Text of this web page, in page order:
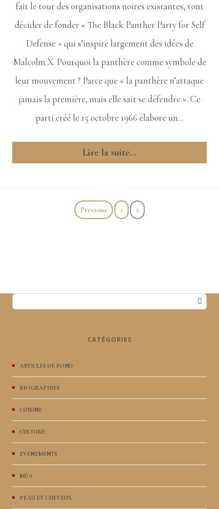
fait le tour des organisations noires existantes, vont
décider de fonder « The Black Panther Party for Self
Defense » qui s’inspire largement des idées de
Malcolm X. Pourquoi la panthère comme symbole de
leur mouvement ? Parce que « la panthère n’attaque
jamais la première, mais elle sait se défendre ». Ce
parti créé le 15 octobre 1966 élabore un...
Lire la suite...
Previous 1 2
CATÉGORIES
ARTICLES DE FOND
BIOGRAPHIES
CUISINE
CULTURE
EVENEMENTS
MDA
PEAU ET CHEVEUX